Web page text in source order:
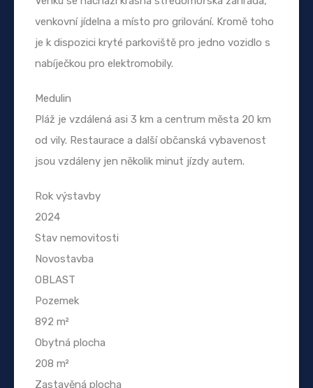
venkovní jídelna a místo pro grilování. Kromě toho
je k dispozici kryté parkoviště pro jedno vozidlo s
nabíječkou pro elektromobily.
Medulin
Pláž je vzdálená asi 3 km a centrum města 20 km
od vily. Restaurace a další občanská vybavenost
jsou vzdáleny jen několik minut jízdy autem.
Rok výstavby
2024
Stav nemovitosti
Novostavba
OBLAST
Pozemek
892 m²
Obytná plocha
208 m²
Zastavěná plocha